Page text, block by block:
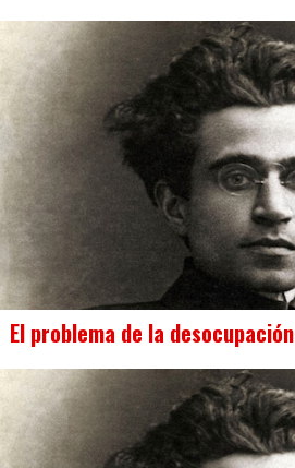
El problema de la desocupación